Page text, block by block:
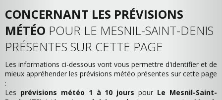
CONCERNANT LES PRÉVISIONS
MÉTÉO POUR LE MESNIL-SAINT-DENIS
PRÉSENTES SUR CETTE PAGE
Les informations ci-dessous vont vous permettre d'identifier et de
mieux appréhender les prévisions météo présentes sur cette page
:
Les prévisions météo 1 à 10 jours pour Le Mesnil-Saint-